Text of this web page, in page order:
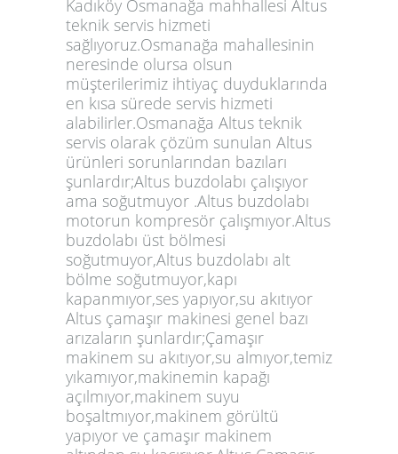
Kadıköy Osmanağa mahhallesi Altus
teknik servis hizmeti
sağlıyoruz.Osmanağa mahallesinin
neresinde olursa olsun
müşterilerimiz ihtiyaç duyduklarında
en kısa sürede servis hizmeti
alabilirler.Osmanağa Altus teknik
servis olarak çözüm sunulan Altus
ürünleri sorunlarından bazıları
şunlardır;Altus buzdolabı çalışıyor
ama soğutmuyor .Altus buzdolabı
motorun kompresör çalışmıyor.Altus
buzdolabı üst bölmesi
soğutmuyor,Altus buzdolabı alt
bölme soğutmuyor,kapı
kapanmıyor,ses yapıyor,su akıtıyor
Altus çamaşır makinesi genel bazı
arızaların şunlardır;Çamaşır
makinem su akıtıyor,su almıyor,temiz
yıkamıyor,makinemin kapağı
açılmıyor,makinem suyu
boşaltmıyor,makinem görültü
yapıyor ve çamaşır makinem